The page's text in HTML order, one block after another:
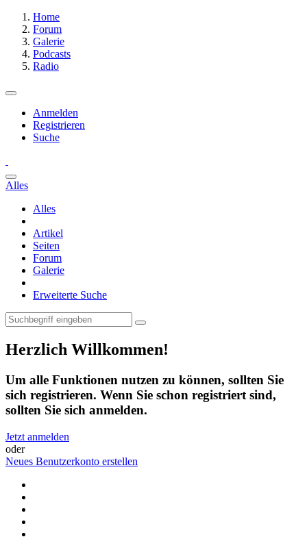
Home
Forum
Galerie
Podcasts
Radio
Anmelden
Registrieren
Suche
Alles
Alles
Artikel
Seiten
Forum
Galerie
Erweiterte Suche
Herzlich Willkommen!
Um alle Funktionen nutzen zu können, sollten Sie
sich registrieren. Wenn Sie schon registriert sind,
sollten Sie sich anmelden.
Jetzt anmelden
oder
Neues Benutzerkonto erstellen